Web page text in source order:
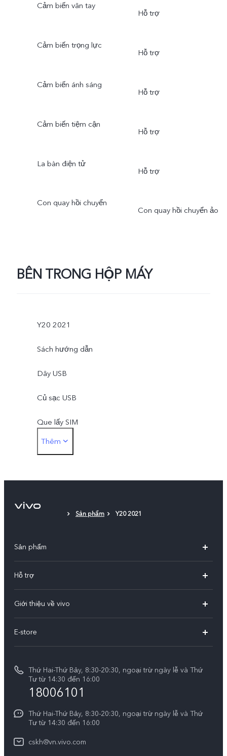
Cảm biến vân tay
Hỗ trợ
Cảm biến trọng lực
Hỗ trợ
Cảm biến ánh sáng
Hỗ trợ
Cảm biến tiệm cận
Hỗ trợ
La bàn điện tử
Hỗ trợ
Con quay hồi chuyển
Con quay hồi chuyển ảo
BÊN TRONG HỘP MÁY
Y20 2021
Sách hướng dẫn
Dây USB
Củ sạc USB
Que lấy SIM
Ốp lưng
Thêm
Sản phẩm Y20 2021
Sản phẩm
X300
V60
V60 Lite 5G
V50 Lite 5G
V50 Lite
Y39 5G
Y29
Hỗ trợ
Trung tâm dịch vụ
Funtouch OS
Tra cứu giá linh kiện
Xác thực bằng IMEI
Dịch vụ cuộc hẹn
Truy vấn tiến độ sửa chữa
Giới thiệu về vivo
Tin tức
Thông báo pháp lý
Về chúng tôi
Tính Bền Vững
E-store
Thứ Hai-Thứ Bảy, 8:30-20:30, ngoại trừ ngày lễ và Thứ
Tư từ 14:30 đến 16:00
18006101
Thứ Hai-Thứ Bảy, 8:30-20:30, ngoại trừ ngày lễ và Thứ
Tư từ 14:30 đến 16:00
cskh@vn.vivo.com